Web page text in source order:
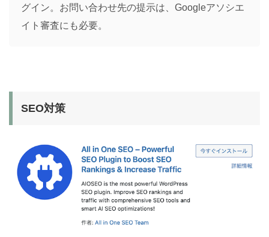
グイン。お問い合わせ先の提示は、Googleアソシエ
イト審査にも必要。
SEO対策